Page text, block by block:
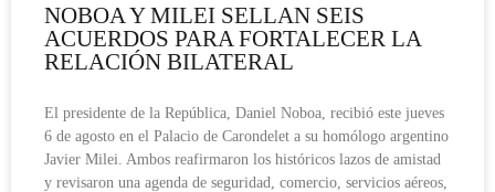
NOBOA Y MILEI SELLAN SEIS
ACUERDOS PARA FORTALECER LA
RELACIÓN BILATERAL
El presidente de la República, Daniel Noboa, recibió este jueves
6 de agosto en el Palacio de Carondelet a su homólogo argentino
Javier Milei. Ambos reafirmaron los históricos lazos de amistad
y revisaron una agenda de seguridad, comercio, servicios aéreos,